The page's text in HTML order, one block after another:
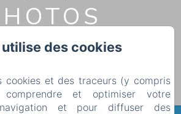
des cookies
cookies et des traceurs (y compris
et optimiser votre
et pour diffuser des